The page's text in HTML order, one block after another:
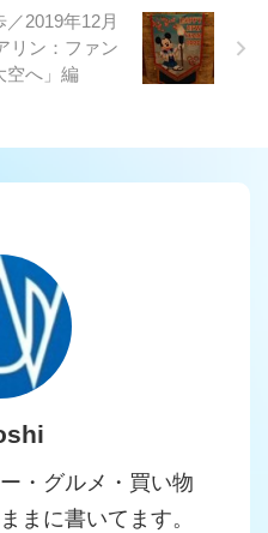
2019年12月
リン：ファン
空へ」編
・グルメ・買い物
まに書いてます。